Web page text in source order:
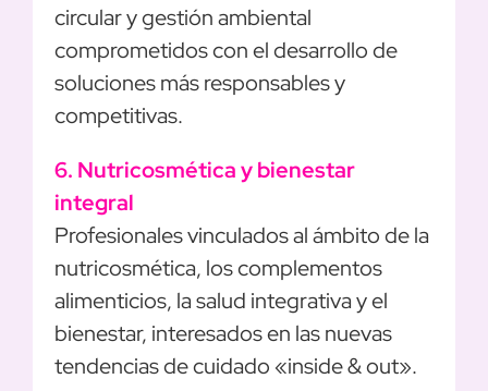
circular y gestión ambiental
comprometidos con el desarrollo de
soluciones más responsables y
competitivas.
6. Nutricosmética y bienestar
integral
Profesionales vinculados al ámbito de la
nutricosmética, los complementos
alimenticios, la salud integrativa y el
bienestar, interesados en las nuevas
tendencias de cuidado «inside & out».